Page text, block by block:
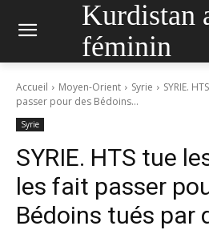
Kurdistan
féminin
Accueil Moyen-Orient Syrie
SYRIE.
passer pour des Bédoins...
Syrie
SYRIE. HTS tue
les fait passer
Bédoins tués par